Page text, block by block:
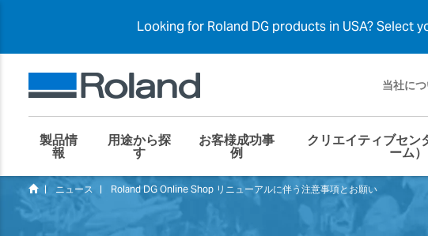
Looking for Roland DG products in USA? Select
当社に
製品情
報
用途から探
す
お客様成功事
例
クリエイティブセン
ーム）
ニュース Roland DG Online Shop リニューアルに伴う注意事項とお願い